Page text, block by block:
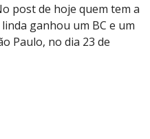
post de hoje quem tem a
ganhou um BC e um
Paulo, no dia 23 de